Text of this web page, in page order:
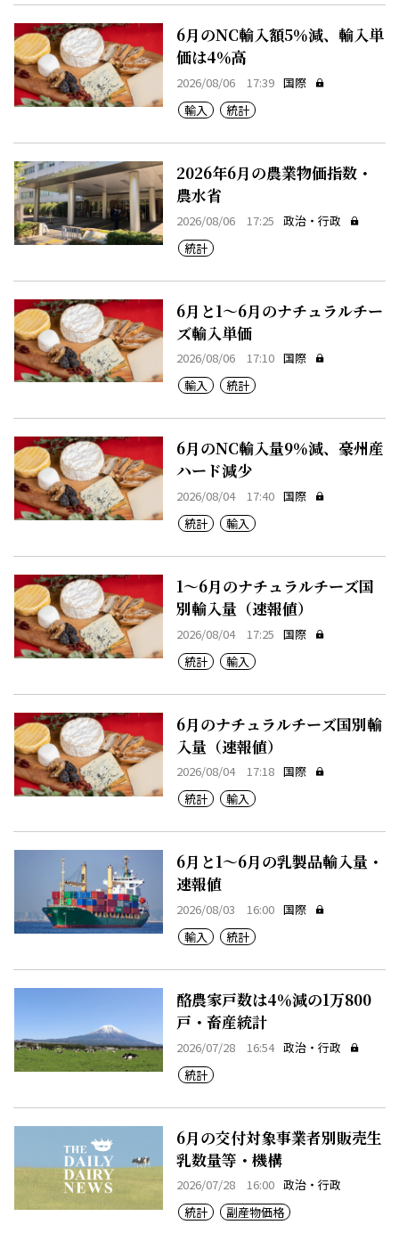
6月のNC輸入額5％減、輸入単
価は4％高
2026/08/06 17:39 国際
輸入
統計
2026年6月の農業物価指数・
農水省
2026/08/06 17:25 政治・行政
統計
6月と1～6月のナチュラルチー
ズ輸入単価
2026/08/06 17:10 国際
輸入
統計
6月のNC輸入量9％減、豪州産
ハード減少
2026/08/04 17:40 国際
統計
輸入
1～6月のナチュラルチーズ国
別輸入量（速報値）
2026/08/04 17:25 国際
統計
輸入
6月のナチュラルチーズ国別輸
入量（速報値）
2026/08/04 17:18 国際
統計
輸入
6月と1～6月の乳製品輸入量・
速報値
2026/08/03 16:00 国際
輸入
統計
酪農家戸数は4％減の1万800
戸・畜産統計
2026/07/28 16:54 政治・行政
統計
6月の交付対象事業者別販売生
乳数量等・機構
2026/07/28 16:00 政治・行政
統計
副産物価格